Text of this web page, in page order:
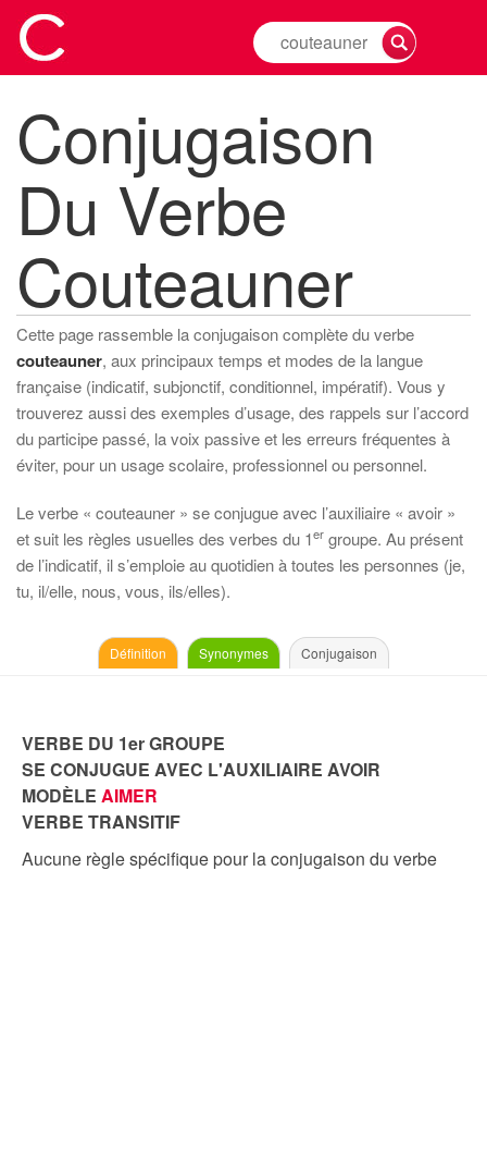
Rechercher
la
d'un
verbe
Conjugaison
Du Verbe
Couteauner
Cette page rassemble la conjugaison complète du verbe
couteauner, aux principaux temps et modes de la langue
française (indicatif, subjonctif, conditionnel, impératif). Vous y
trouverez aussi des exemples d’usage, des rappels sur l’accord
du participe passé, la voix passive et les erreurs fréquentes à
éviter, pour un usage scolaire, professionnel ou personnel.
Le verbe « couteauner » se conjugue avec l’auxiliaire « avoir »
et suit les règles usuelles des verbes du 1er groupe. Au présent
de l’indicatif, il s’emploie au quotidien à toutes les personnes (je,
tu, il/elle, nous, vous, ils/elles).
Définition Synonymes Conjugaison
VERBE DU 1er GROUPE
SE CONJUGUE AVEC L'AUXILIAIRE AVOIR
MODÈLE AIMER
VERBE TRANSITIF
Aucune règle spécifique pour la conjugaison du verbe